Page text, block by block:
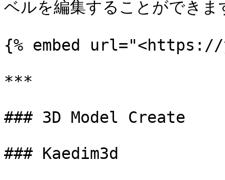
ベルを編集することができま
{% embed url="<https://
***
### 3D Model Create
### Kaedim3d